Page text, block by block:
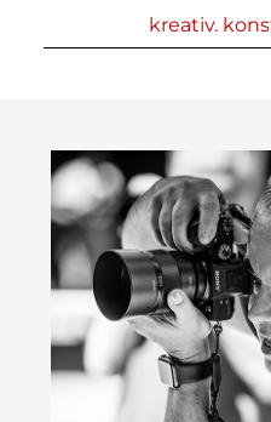
kreativ.